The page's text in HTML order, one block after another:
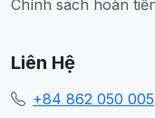
Chính sách hoàn
Liên Hệ
+84 862 050 005